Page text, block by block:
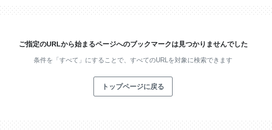
ご指定のURLから始まるページへのブックマークは見つかりませんでした
条件を「すべて」にすることで、 すべてのURLを対象に検索できます
トップページに戻る